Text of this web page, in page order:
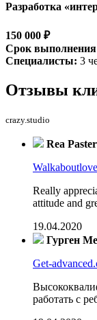
Разработка
150 000 ₽
Срок
Специалисты: 3
Отзывы
crazy.studio
Rea
Really
attitude and
19.04.2020
Гурген
Get-
работать с